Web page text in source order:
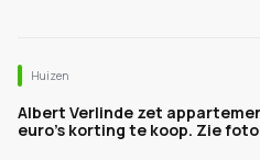
Huizen
Albert Verlinde zet
euro’s korting te koop. Zie